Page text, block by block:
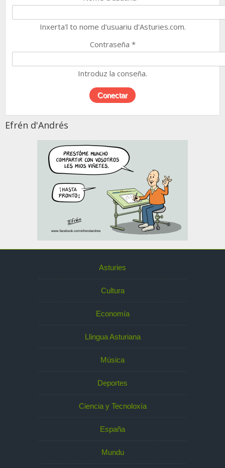
Inxerta'l to nome d'usuariu d'Asturies.com.
Contraseña *
Introduz la conseña.
Efrén d'Andrés
Asturies
Cultura
Economía
Llingua Asturiana
Música
Deportes
Ciencia y Tecnoloxía
España
Mundu